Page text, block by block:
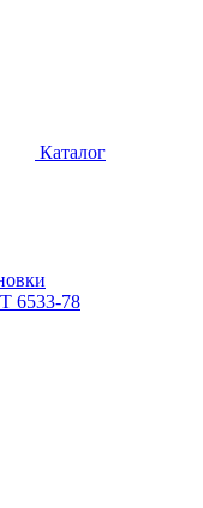
Каталог
6533-78